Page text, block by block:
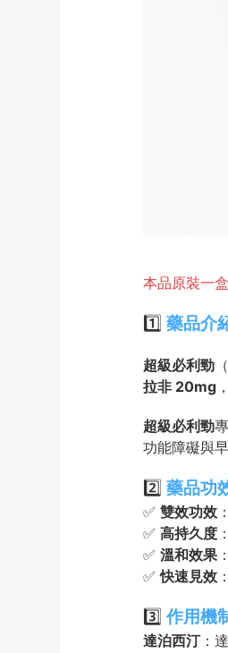
本品原裝一
1️⃣ 藥品介
超級必利勁
拉非 20mg
超級必利勁
功能障礙與
2️⃣ 藥品功
✅ 雙效功效
✅ 高持久度
✅ 溫和效果
✅快速見效
3️⃣ 作用機
達泊西汀：